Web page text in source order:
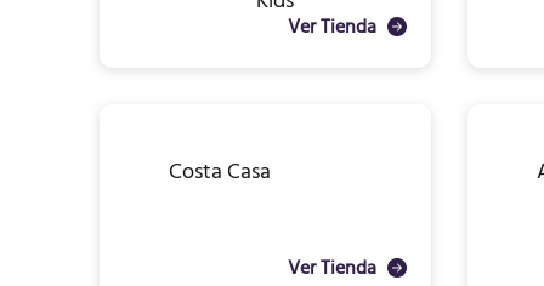
Ver Tienda
Costa Casa
Ver Tienda